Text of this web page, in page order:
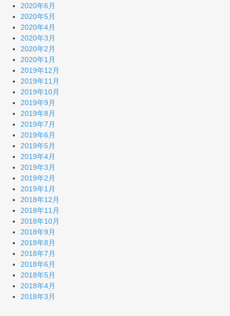
2020年6月
2020年5月
2020年4月
2020年3月
2020年2月
2020年1月
2019年12月
2019年11月
2019年10月
2019年9月
2019年8月
2019年7月
2019年6月
2019年5月
2019年4月
2019年3月
2019年2月
2019年1月
2018年12月
2018年11月
2018年10月
2018年9月
2018年8月
2018年7月
2018年6月
2018年5月
2018年4月
2018年3月